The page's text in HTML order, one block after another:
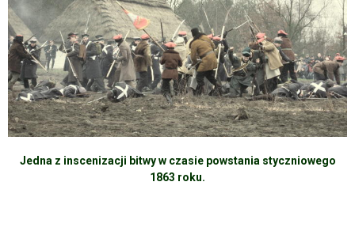
Jedna z inscenizacji bitwy w czasie powstania styczniowego
1863 roku.